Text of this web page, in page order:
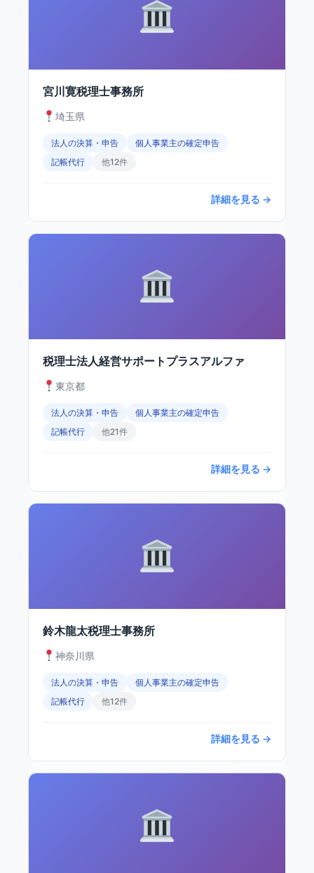
宮川寛税理士事務所
埼玉県
法人の決算・申告
個人事業主の確定申告
記帳代行
他12件
詳細を見る →
税理士法人経営サポートプラスアルファ
東京都
法人の決算・申告
個人事業主の確定申告
記帳代行
他21件
詳細を見る →
鈴木龍太税理士事務所
神奈川県
法人の決算・申告
個人事業主の確定申告
記帳代行
他12件
詳細を見る →